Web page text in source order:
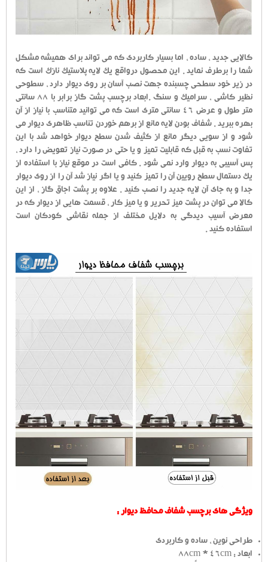
کالایی جدید ، ساده ، اما بسیار کاربردی که می تواند برای همیشه مشکل
شما را برطرف نماید . این محصول درواقع یک لایه پلاستیک نازک است که
در زیر خود سطحی چسبنده جهت نصب آسان بر روی دیوار دارد ، سطوحی
نظیر کاشی ، سرامیک و سنگ .ابعاد برچسب پشت گاز برابر با 88 سانتی
متر طول و عرض 46 سانتی متری است که می توانید متناسب با نیاز از آن
بهره ببرید . شفاف بودن لایه مانع از برهم خوردن تناسب ظاهری دیوار می
شود و از سویی دیگر مانع از کثیف شدن سطح دیوار خواهد شد با این
تفاوت نسب به قبل که قابلیت تمیز و یا حتی در صورت نیاز تعویض را دارد ،
پس آسیبی به دیوار وارد نمی شود . کافی است در موقع نیاز با استفاده از
یک دستمال سطح رویین آن را تمیز کنید و یا اگر نیاز شد آن را از روی دیوار
جدا و به جای آن لایه جدید را نصب کنید . علاوه بر پشت اجاق گاز ، از این
کالا می توان در پشت میز تحریر و یا میز کار ، قسمت هایی از دیوار که در
معرض آسیب دیدگی به دلایل مختلف از جمله نقاشی کودکان است
استفاده کنید .
ویژگی های برچسب شفاف محافظ دیوار :
طراحی نوین ، ساده و کاربردی
ابعاد : 88cm * 46cm